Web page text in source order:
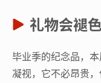
礼物会褪
毕业季的纪念品，
凝视，它不必昂贵